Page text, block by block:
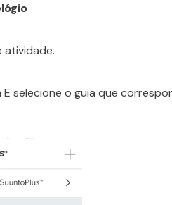
atividade.
E selecione o guia que